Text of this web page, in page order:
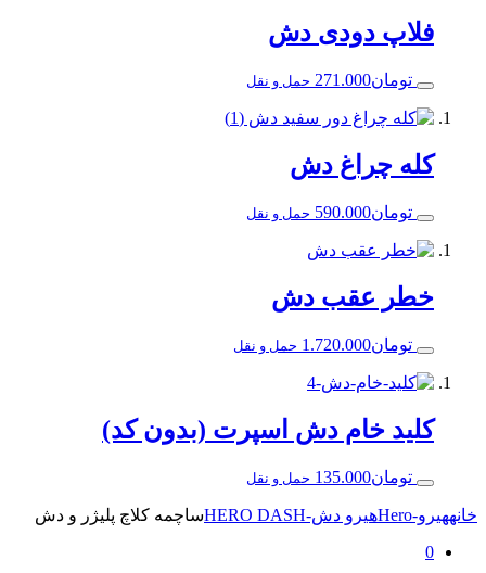
دودی دش
271.000 حمل و نقل
چراغ دش
590.000 حمل و نقل
عقب دش
1.720.000 حمل و نقل
خام دش اسپرت (بدون کد)
135.000 حمل و نقل
هیرو دش-HERO DASH ساچمه کلاچ پلیژر و دش